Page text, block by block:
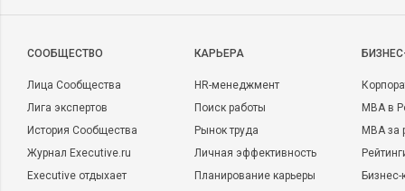
CООБЩЕСТВО
Лица Сообщества
Лига экспертов
История Сообщества
Журнал Executive.ru
Executive отдыхает
КАРЬЕРА
HR-менеджмент
Поиск работы
Рынок труда
Личная эффективность
Планирование карьеры
MBA в
MBA
Бизнес-